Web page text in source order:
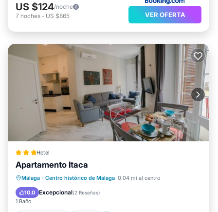
US $124/noche
7 noches - US $865 VER OFERTA
Hotel
Apartamento Itaca
Málaga · Centro histórico de Málaga 0.04 mi al centro
10.0 Excepcional(2 Reseñas)
1 Baño
Balcón/Terraza
Cocina
Aire acondicionado